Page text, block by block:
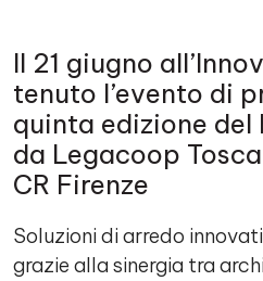
Il 21 giugno
tenuto l’evento di
quinta edizione del
da Legacoop
CR Firenze
Soluzioni di arredo
grazie alla sinergia tra